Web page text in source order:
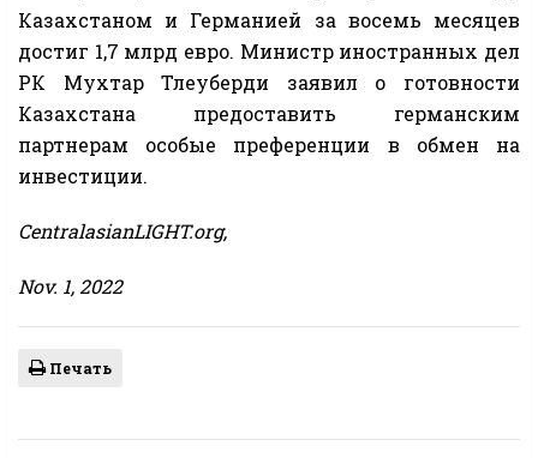
Казахстаном и Германией за восемь месяцев
достиг 1,7 млрд евро. Министр иностранных дел
РК Мухтар Тлеуберди заявил о готовности
Казахстана предоставить германским
партнерам особые преференции в обмен на
инвестиции.
CentralasianLIGHT.org,
Nov. 1, 2022
Печать